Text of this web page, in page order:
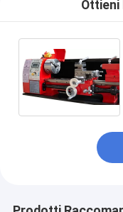
Ottieni